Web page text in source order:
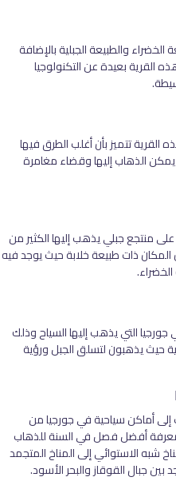
والطبيعة الجبلية بالإضافة
القرية بعيدة عن التكنولوجيا
تتميز بأن أغلب الطرق فيها
الذهاب إليها وقضاء مغامرة
منتجع جبلي يذهب إليها الكثير من
المكان ذات طبيعة خلابة حيث يوجد فيه
التي يذهب إليها السياح وذلك
حيث يذهبون لتسلق الجبل ورؤية
أماكن سياحية في جورجيا من
أفضل فصل في السنة للذهاب
شبه الاستوائي إلى المناخ المتجمد
جبال القوقاز والبحر الأسود.